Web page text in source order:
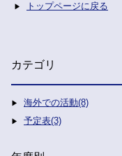
トップページに戻る
カテゴリ
海外での活動(8)
予定表(3)